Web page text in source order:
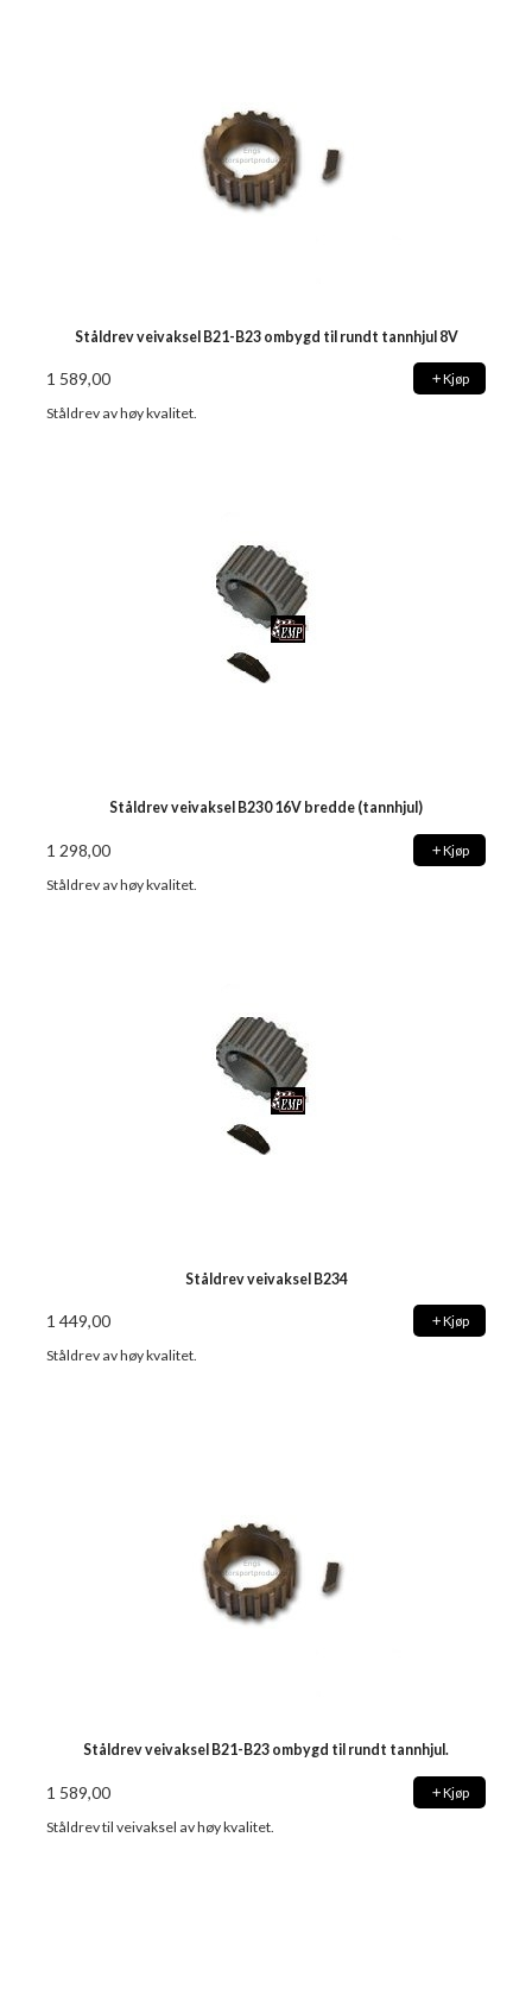
Ståldrev veivaksel B21-B23 ombygd til rundt tannhjul 8V
1 589,00 Kjøp
Ståldrev av høy kvalitet.
Ståldrev veivaksel B230 16V bredde (tannhjul)
1 298,00 Kjøp
Ståldrev av høy kvalitet.
Ståldrev veivaksel B234
1 449,00 Kjøp
Ståldrev av høy kvalitet.
Ståldrev veivaksel B21-B23 ombygd til rundt tannhjul.
1 589,00 Kjøp
Ståldrev til veivaksel av høy kvalitet.